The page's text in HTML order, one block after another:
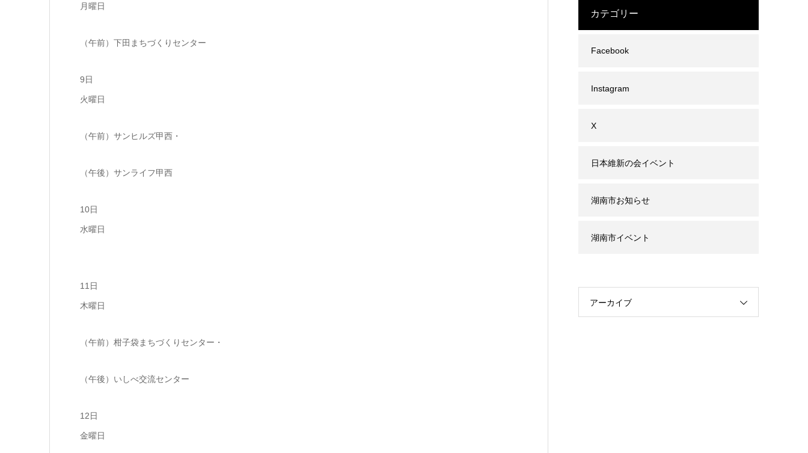
月曜日
（午前）下田まちづくりセンター
9日
火曜日
（午前）サンヒルズ甲西・
（午後）サンライフ甲西
10日
水曜日
11日
木曜日
（午前）柑子袋まちづくりセンター・
（午後）いしべ交流センター
12日
金曜日
カテゴリー
Facebook
Instagram
X
日本維新の会イベント
湖南市お知らせ
湖南市イベント
アーカイブ